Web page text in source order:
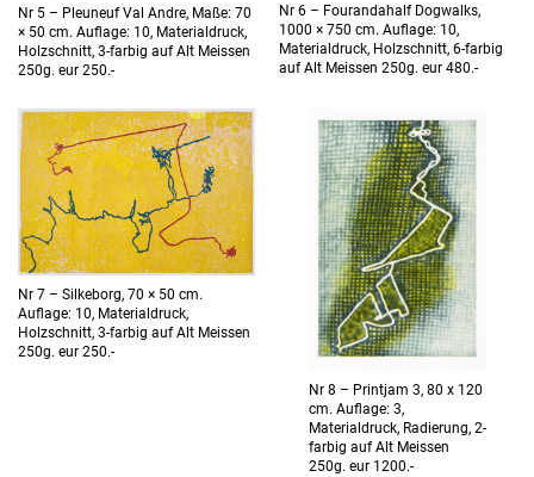
Nr 5 – Pleuneuf Val Andre, Maße: 70
× 50 cm. Auflage: 10, Materialdruck,
Holzschnitt, 3-farbig auf Alt Meissen
250g. eur 250.-
Nr 6 – Fourandahalf Dogwalks,
1000 × 750 cm. Auflage: 10,
Materialdruck, Holzschnitt, 6-farbig
auf Alt Meissen 250g. eur 480.-
Nr 7 – Silkeborg, 70 × 50 cm.
Auflage: 10, Materialdruck,
Holzschnitt, 3-farbig auf Alt Meissen
250g. eur 250.-
Nr 8 – Printjam 3, 80 x 120
cm. Auflage: 3,
Materialdruck, Radierung, 2-
farbig auf Alt Meissen
250g. eur 1200.-